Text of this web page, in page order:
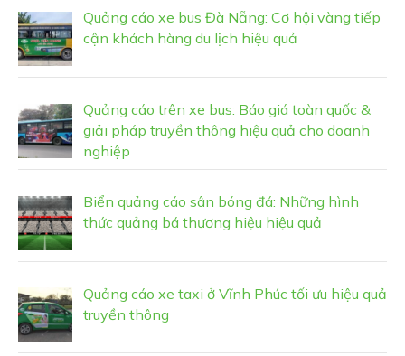
Quảng cáo xe bus Đà Nẵng: Cơ hội vàng tiếp
cận khách hàng du lịch hiệu quả
Quảng cáo trên xe bus: Báo giá toàn quốc &
giải pháp truyền thông hiệu quả cho doanh
nghiệp
Biển quảng cáo sân bóng đá: Những hình
thức quảng bá thương hiệu hiệu quả
Quảng cáo xe taxi ở Vĩnh Phúc tối ưu hiệu quả
truyền thông